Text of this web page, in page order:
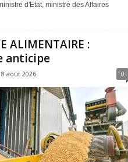
d'Etat, ministre des Affaires
ALIMENTAIRE :
anticipe
8 août 2026 0